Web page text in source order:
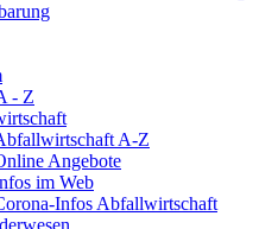
- Z
A-Z
Angebote
im Web
Infos Abfallwirtschaft